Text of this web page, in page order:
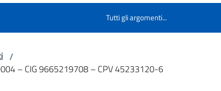
Tutti gli argomenti...
/
– CIG 9665219708 – CPV 45233120-6